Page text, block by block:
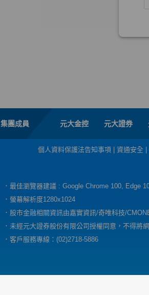
集團成員 元大金控 元大證券
個人資料保護法告知事項 資通安全
．最佳瀏覽器建議 : Google Chrome 100, Edge
．螢幕解析度1280x1024
．股市金融相關資訊由嘉實資訊/奇唯科技/
．未經元大證券股份有限公司授權同意，不得將
．客戶服務專線：(02)2718-5886